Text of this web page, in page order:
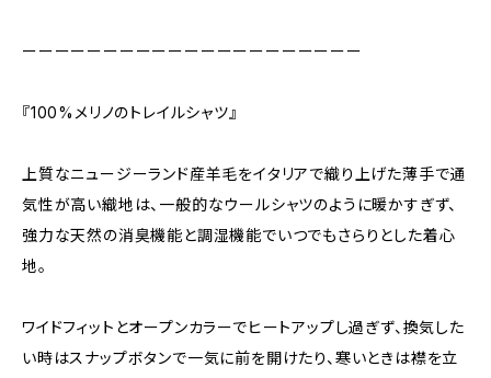
ーーーーーーーーーーーーーーーーーーーーー
『100%メリノのトレイルシャツ』
上質なニュージーランド産羊毛をイタリアで織り上げた薄手で通
気性が高い織地は、一般的なウールシャツのように暖かすぎず、
強力な天然の消臭機能と調湿機能でいつでもさらりとした着心
地。
ワイドフィットとオープンカラーでヒートアップし過ぎず、換気した
い時はスナップボタンで一気に前を開けたり、寒いときは襟を立